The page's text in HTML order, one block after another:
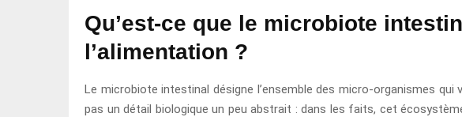
Qu’est-ce que le microbiote
l’alimentation ?
Le microbiote intestinal désigne l’ensemble des micro-organismes
pas un détail biologique un peu abstrait : dans les faits, cet